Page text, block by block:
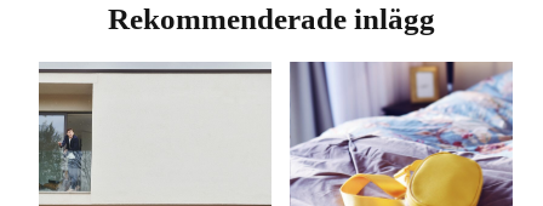
Rekommenderade inlägg